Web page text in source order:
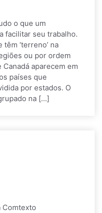
o que um
facilitar seu trabalho.
‘terreno’ na
ou por ordem
aparecem em
países que
por estados. O
na […]
Comtexto